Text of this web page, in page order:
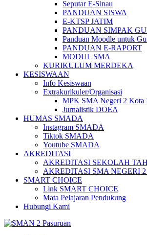
Seputar E-Sinau
PANDUAN SISWA
E-KTSP JATIM
PANDUAN SIMPAK
Panduan Moodle untuk
PANDUAN E-RAPORT
MODUL SMA
KURIKULUM MERDEKA
KESISWAAN
Info Kesiswaan
Extrakurikuler/Organisasi
MPK SMA Negeri 2 Kota
Jurnalistik DOEA
HUMAS SMADA
Instagram SMADA
Tiktok SMADA
Youtube SMADA
AKREDITASI
AKREDITASI SEKOLAH
AKREDITASI SMA NEGERI
SMART CHOICE
Link SMART CHOICE
Mata Pelajaran Pendukung
Hubungi Kami